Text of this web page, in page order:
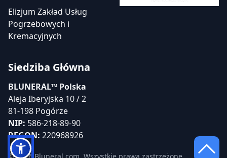
Elizjum Zakład Usług
Pogrzebowych i
Kremacyjnych
Siedziba Główna
BLUNERAL™ Polska
Aleja Iberyjska 10 / 2
81-198 Pogórze
NIP: 586-218-89-90
REGON: 220968926